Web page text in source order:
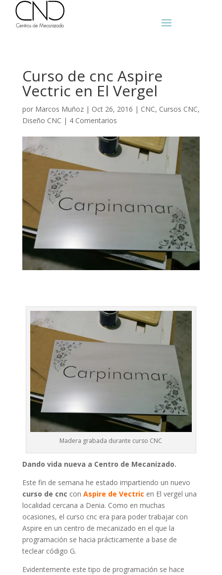
Curso de cnc Aspire
Vectric en El Vergel
por Marcos Muñoz| Oct 26, 2016 | CNC, Cursos CNC,
Diseño CNC | 4 Comentarios
Madera grabada durante curso CNC
Dando vida nueva a Centro de Mecanizado.
Este fin de semana he estado impartiendo un nuevo
curso de cnc con Aspire de Vectric en El vergel una
localidad cercana a Denia. Como en muchas
ocasiones, el curso cnc era para poder trabajar con
Aspire en un centro de mecanizado en el que la
programación se hacia prácticamente a base de
teclear código G.
Evidentemente este tipo de programación se hace